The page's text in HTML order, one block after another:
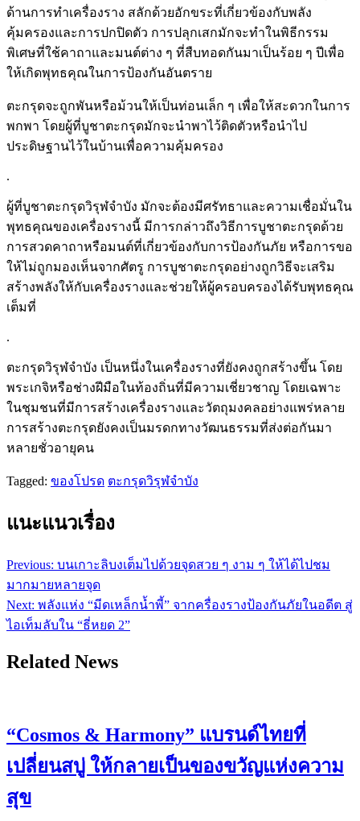
ด้านการทำเครื่องราง สลักด้วยอักขระที่เกี่ยวข้องกับพลัง
คุ้มครองและการปกปิดตัว การปลุกเสกมักจะทำในพิธีกรรม
พิเศษที่ใช้คาถาและมนต์ต่าง ๆ ที่สืบทอดกันมาเป็นร้อย ๆ ปีเพื่อ
ให้เกิดพุทธคุณในการป้องกันอันตราย
ตะกรุดจะถูกพันหรือม้วนให้เป็นท่อนเล็ก ๆ เพื่อให้สะดวกในการ
พกพา โดยผู้ที่บูชาตะกรุดมักจะนำพาไว้ติดตัวหรือนำไป
ประดิษฐานไว้ในบ้านเพื่อความคุ้มครอง
.
ผู้ที่บูชาตะกรุดวิรุฬจำบัง มักจะต้องมีศรัทธาและความเชื่อมั่นใน
พุทธคุณของเครื่องรางนี้ มีการกล่าวถึงวิธีการบูชาตะกรุดด้วย
การสวดคาถาหรือมนต์ที่เกี่ยวข้องกับการป้องกันภัย หรือการขอ
ให้ไม่ถูกมองเห็นจากศัตรู การบูชาตะกรุดอย่างถูกวิธีจะเสริม
สร้างพลังให้กับเครื่องรางและช่วยให้ผู้ครอบครองได้รับพุทธคุณ
เต็มที่
.
ตะกรุดวิรุฬจำบัง เป็นหนึ่งในเครื่องรางที่ยังคงถูกสร้างขึ้น โดย
พระเกจิหรือช่างฝีมือในท้องถิ่นที่มีความเชี่ยวชาญ โดยเฉพาะ
ในชุมชนที่มีการสร้างเครื่องรางและวัตถุมงคลอย่างแพร่หลาย
การสร้างตะกรุดยังคงเป็นมรดกทางวัฒนธรรมที่ส่งต่อกันมา
หลายชั่วอายุคน
Tagged: ของโปรด ตะกรุดวิรุฬจำบัง
แนะแนวเรื่อง
Previous: บนเกาะลิบงเต็มไปด้วยจุดสวย ๆ งาม ๆ ให้ได้ไปชม
มากมายหลายจุด
Next: พลังแห่ง “มีดเหล็กน้ำพี้” จากครื่องรางป้องกันภัยในอดีต สู่
ไอเท็มลับใน “ธี่หยด 2”
Related News
“Cosmos & Harmony” แบรนด์ไทยที่
เปลี่ยนสบู่ ให้กลายเป็นของขวัญแห่งความ
สุข